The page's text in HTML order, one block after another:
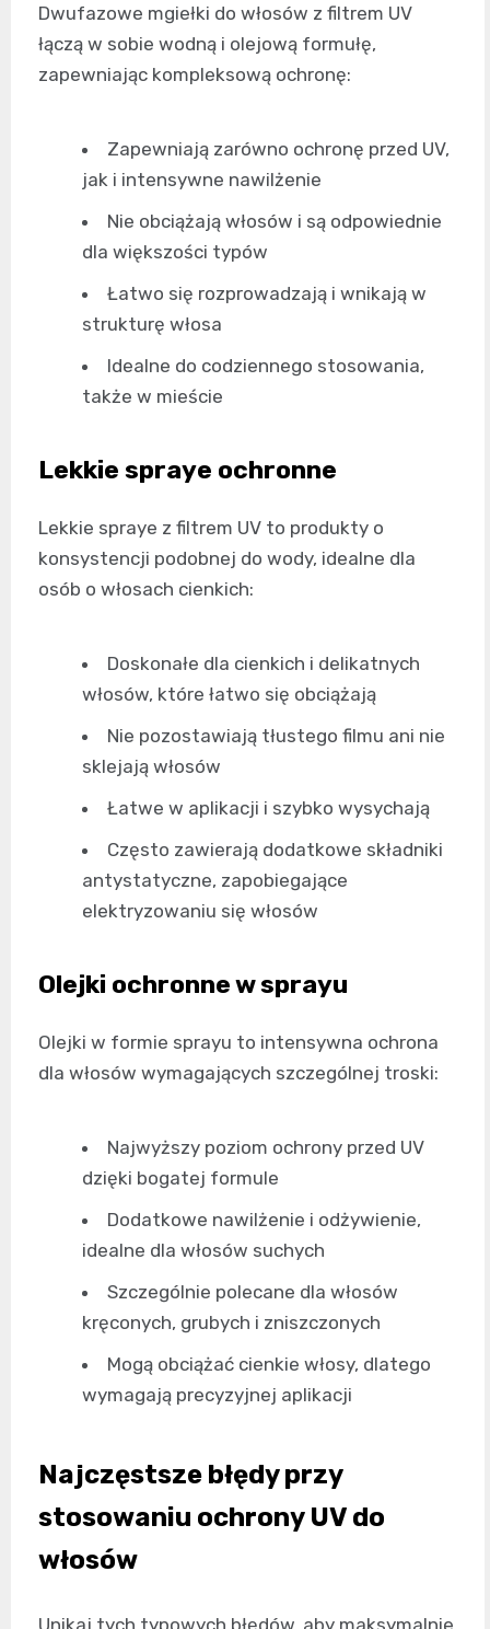
Dwufazowe mgiełki do włosów z filtrem UV
łączą w sobie wodną i olejową formułę,
zapewniając kompleksową ochronę:
Zapewniają zarówno ochronę przed UV,
jak i intensywne nawilżenie
Nie obciążają włosów i są odpowiednie
dla większości typów
Łatwo się rozprowadzają i wnikają w
strukturę włosa
Idealne do codziennego stosowania,
także w mieście
Lekkie spraye ochronne
Lekkie spraye z filtrem UV to produkty o
konsystencji podobnej do wody, idealne dla
osób o włosach cienkich:
Doskonałe dla cienkich i delikatnych
włosów, które łatwo się obciążają
Nie pozostawiają tłustego filmu ani nie
sklejają włosów
Łatwe w aplikacji i szybko wysychają
Często zawierają dodatkowe składniki
antystatyczne, zapobiegające
elektryzowaniu się włosów
Olejki ochronne w sprayu
Olejki w formie sprayu to intensywna ochrona
dla włosów wymagających szczególnej troski:
Najwyższy poziom ochrony przed UV
dzięki bogatej formule
Dodatkowe nawilżenie i odżywienie,
idealne dla włosów suchych
Szczególnie polecane dla włosów
kręconych, grubych i zniszczonych
Mogą obciążać cienkie włosy, dlatego
wymagają precyzyjnej aplikacji
Najczęstsze błędy przy
stosowaniu ochrony UV do
włosów
Unikaj tych typowych błędów, aby maksymalnie